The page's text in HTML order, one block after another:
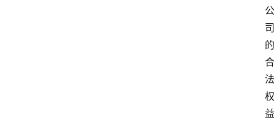
公
司
的
合
法
权
益